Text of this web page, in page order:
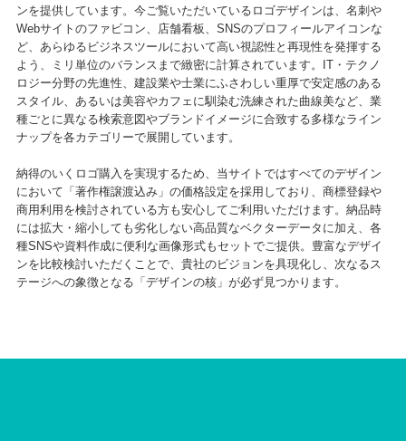
ンを提供しています。今ご覧いただいているロゴデザインは、名刺や
Webサイトのファビコン、店舗看板、SNSのプロフィールアイコンな
ど、あらゆるビジネスツールにおいて高い視認性と再現性を発揮する
よう、ミリ単位のバランスまで緻密に計算されています。IT・テクノ
ロジー分野の先進性、建設業や士業にふさわしい重厚で安定感のある
スタイル、あるいは美容やカフェに馴染む洗練された曲線美など、業
種ごとに異なる検索意図やブランドイメージに合致する多様なライン
ナップを各カテゴリーで展開しています。
納得のいくロゴ購入を実現するため、当サイトではすべてのデザイン
において「著作権譲渡込み」の価格設定を採用しており、商標登録や
商用利用を検討されている方も安心してご利用いただけます。納品時
には拡大・縮小しても劣化しない高品質なベクターデータに加え、各
種SNSや資料作成に便利な画像形式もセットでご提供。豊富なデザイ
ンを比較検討いただくことで、貴社のビジョンを具現化し、次なるス
テージへの象徴となる「デザインの核」が必ず見つかります。